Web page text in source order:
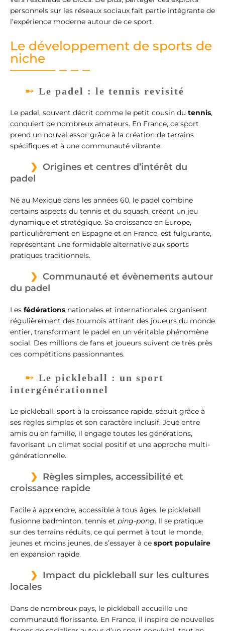
personnels sur les réseaux sociaux fait partie intégrante de
l’expérience moderne autour de ce sport.
Le développement de sports de
niche
Le padel : le tennis revisité
Le padel, souvent décrit comme le petit cousin du tennis,
conquiert de nombreux amateurs. En France, ce sport
prend un nouvel essor grâce à la création de terrains
spécifiques et à une communauté vibrante.
Origines et centres d’intérêt du
padel
Né au Mexique dans les années 60, le padel combine
certains aspects du tennis et du squash, créant un jeu
dynamique et stratégique. Sa croissance en Europe,
particulièrement en Espagne et en France, est fulgurante,
représentant une formidable alternative aux sports
pratiques traditionnels.
Communauté et évènements autour
du padel
Les fédérations nationales et internationales organisent
régulièrement des tournois attirant des joueurs du monde
entier, transformant le padel en un véritable phénomène
social. Des millions de fans et joueurs suivent de très près
ces compétitions passionnantes.
Le pickleball : un sport
intergénérationnel
Le pickleball, sport à la croissance rapide, séduit grâce à
ses règles simples et son caractère inclusif. Joué entre
amis ou en famille, il engage toutes les générations,
favorisant un climat social positif et une approche multi-
générationnelle.
Règles simples, accessibilité et
croissance rapide
Facile à apprendre, accessible à tous âges, le pickleball
fusionne badminton, tennis et ping-pong. Il se pratique
sur des terrains réduits, ce qui permet à tout le monde,
jeunes et moins jeunes, de s’essayer à ce sport populaire
en expansion rapide.
Impact du pickleball sur les cultures
locales
Dans de nombreux pays, le pickleball accueille une
communauté florissante. En France, il inspire de nouvelles